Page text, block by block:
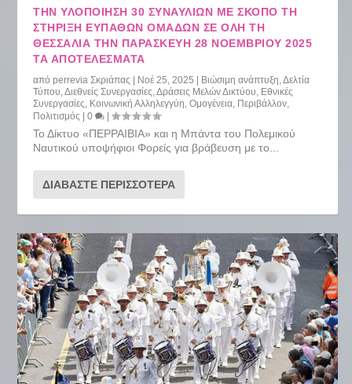
ΤΗΝ ΥΛΟΠΟΊΗΣΗ 30 ΣΥΝΑΥΛΙΏΝ ΜΕ ΣΚΟΠΌ ΤΗ
ΣΤΉΡΙΞΗ ΕΥΠΑΘΏΝ ΟΜΆΔΩΝ ΣΕ ΌΛΗ ΤΗ
ΘΕΣΣΑΛΊΑ ΤΗΝ ΠΑΡΑΣΚΕΥΉ 28 ΝΟΕΜΒΡΊΟΥ 2025
ΤΑ ΑΠΟΤΕΛΈΣΜΑΤΑ
απόperrevia Σκριάπας | Νοέ 25, 2025 | Βιώσιμη ανάπτυξη ,Δελτία
Τύπου ,Διεθνείς Συνεργασίες ,Δράσεις Μελών Δικτύου Εθνικές
Συνεργασίες Κοινωνική Αλληλεγγύη ,Ομογένεια Περιβάλλον
Πολιτισμός |0 |
Το Δίκτυο «ΠΕΡΡΑΙΒΙΑ» και η Μπάντα του Πολεμικού
Ναυτικού υποψήφιοι Φορείς για βράβευση με το...
ΔΙΑΒΆΣΤΕ ΠΕΡΙΣΣΌΤΕΡΑ